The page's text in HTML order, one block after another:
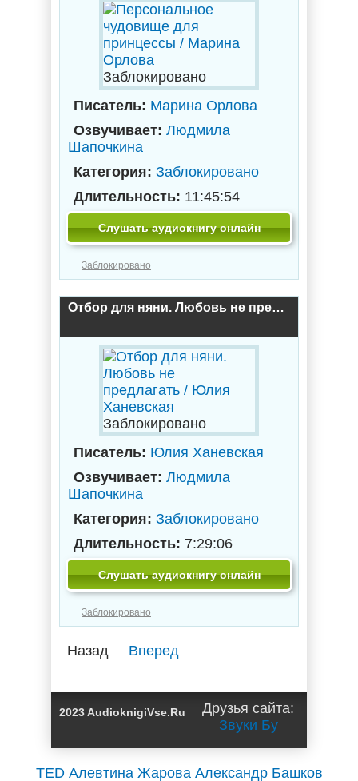
Заблокировано
Писатель: Марина Орлова
Озвучивает: Людмила
Шапочкина
Категория: Заблокировано
Длительность: 11:45:54
Слушать аудиокнигу онлайн
Заблокировано
Отбор для няни. Любовь не предлагать / Юлия Ханевская
Заблокировано
Писатель: Юлия Ханевская
Озвучивает: Людмила
Шапочкина
Категория: Заблокировано
Длительность: 7:29:06
Слушать аудиокнигу онлайн
Заблокировано
Назад Вперед
2023 AudioknigiVse.Ru
Друзья сайта:
Звуки Бу
TED Алевтина Жарова Александр Башков